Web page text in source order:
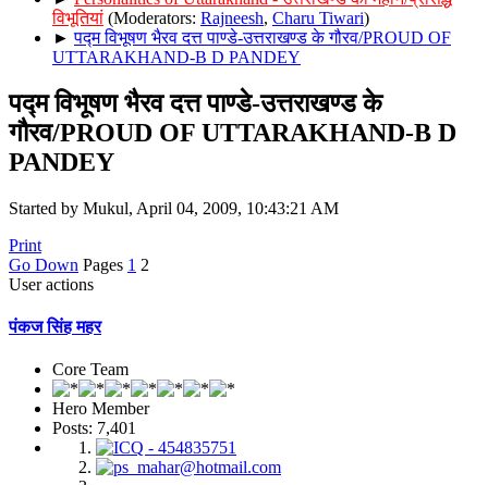
विभूतियां (Moderators: Rajneesh, Charu Tiwari)
►पद्म विभूषण भैरव दत्त पाण्डे-उत्तराखण्ड के गौरव/PROUD OF
UTTARAKHAND-B D PANDEY
पद्म विभूषण भैरव दत्त पाण्डे-उत्तराखण्ड के
गौरव/PROUD OF UTTARAKHAND-B D
PANDEY
Started by Mukul, April 04, 2009, 10:43:21 AM
Print
Go Down Pages 1 2
User actions
पंकज सिंह महर
Core Team
Hero Member
Posts: 7,401